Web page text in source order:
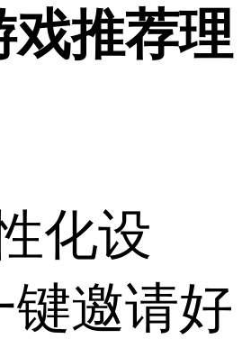
戏推荐理
化设
键邀请好